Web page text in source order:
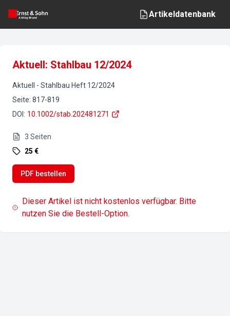
Artikeldatenbank
Aktuell: Stahlbau 12/2024
Aktuell - Stahlbau Heft 12/2024
Seite: 817-819
DOI : 10.1002/stab.202481271
3 Seiten
25 €
PDF bestellen
Dieser Artikel ist nicht kostenlos verfügbar. Bitte
nutzen Sie die Bestell-Option.